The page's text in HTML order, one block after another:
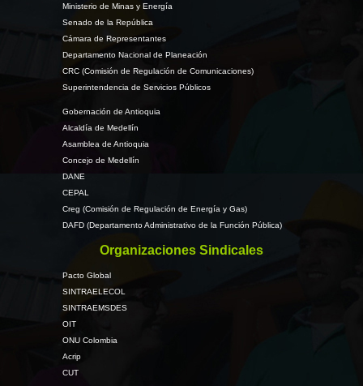
Ministerio de Minas y Energía
Senado de la República
Cámara de Representantes
Departamento Nacional de Planeación
CRC (Comisión de Regulación de Comunicaciones)
Superintendencia de Servicios Públicos
Gobernación de Antioquia
Alcaldía de Medellín
Asamblea de Antioquia
Concejo de Medellín
DANE
CEPAL
Creg (Comisión de Regulación de Energía y Gas)
DAFD (Departamento Administrativo de la Función Pública)
Organizaciones Sindicales
Pacto Global
SINTRAELECOL
SINTRAEMSDES
OIT
ONU Colombia
Acrip
CUT